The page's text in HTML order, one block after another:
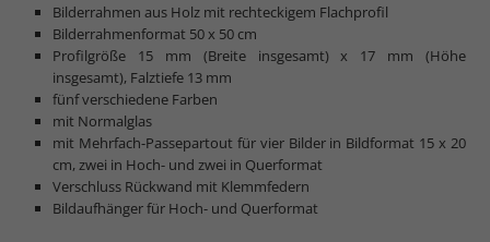
Bilderrahmen aus Holz mit rechteckigem Flachprofil
Bilderrahmenformat 50 x 50 cm
Profilgröße 15 mm (Breite insgesamt) x 17 mm (Höhe
insgesamt), Falztiefe 13 mm
fünf verschiedene Farben
mit Normalglas
mit Mehrfach-Passepartout für vier Bilder in Bildformat 15 x 20
cm, zwei in Hoch- und zwei in Querformat
Verschluss Rückwand mit Klemmfedern
Bildaufhänger für Hoch- und Querformat